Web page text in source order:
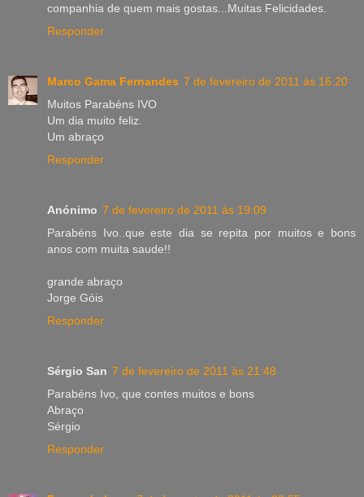
companhia de quem mais gostas...Muitas Felicidades.
Responder
Marco Gama Fernandes 7 de fevereiro de 2011 às 16:20
Muitos Parabéns IVO
Um dia muito feliz.
Um abraço
Responder
Anónimo 7 de fevereiro de 2011 às 19:09
Parabéns Ivo..que este dia se repita por muitos e bons
anos com muita saude!!
grande abraço
Jorge Góis
Responder
Sérgio San 7 de fevereiro de 2011 às 21:48
Parabéns Ivo, que contes muitos e bons
Abraço
Sérgio
Responder